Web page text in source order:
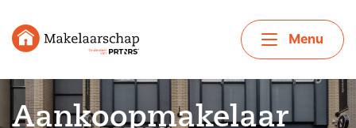
Menu
Aankoopmakelaar